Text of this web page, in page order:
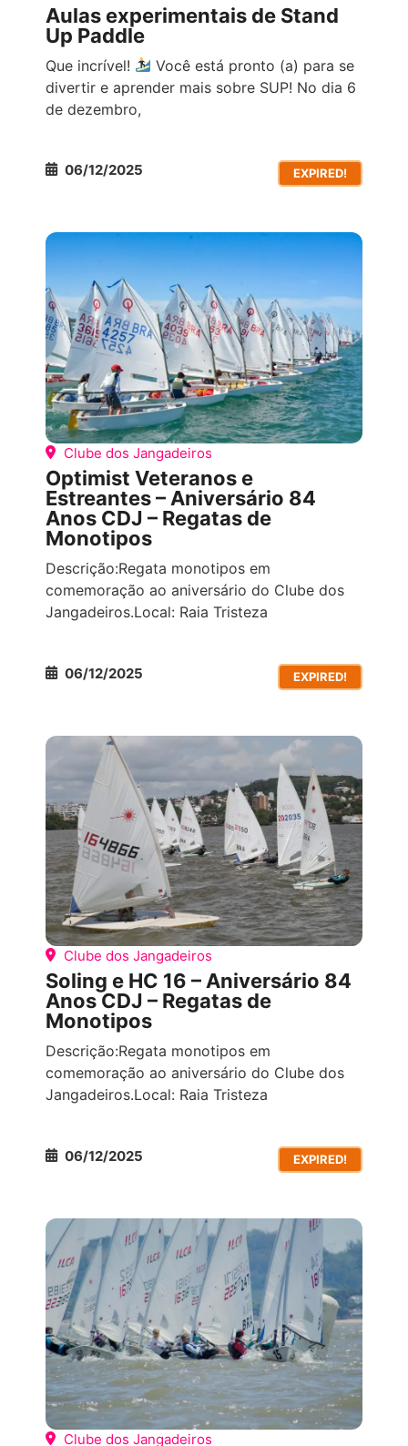
Aulas experimentais de Stand
Up Paddle
Que incrível!
‍ Você está pronto (a) para se
divertir e aprender mais sobre SUP! No dia 6
de dezembro,
06/12/2025 EXPIRED!
EVENTOS
Clube dos Jangadeiros
Optimist Veteranos e
Estreantes – Aniversário 84
Anos CDJ – Regatas de
Monotipos
Descrição:Regata monotipos em
comemoração ao aniversário do Clube dos
Jangadeiros.Local: Raia Tristeza
06/12/2025 EXPIRED!
COMPETIÇÕES ESPORTIVAS
TODOS OS
EVENTOS
Clube dos Jangadeiros
Soling e HC 16 – Aniversário 84
Anos CDJ – Regatas de
Monotipos
Descrição:Regata monotipos em
comemoração ao aniversário do Clube dos
Jangadeiros.Local: Raia Tristeza
06/12/2025 EXPIRED!
COMPETIÇÕES ESPORTIVAS
TODOS OS
EVENTOS
Clube dos Jangadeiros